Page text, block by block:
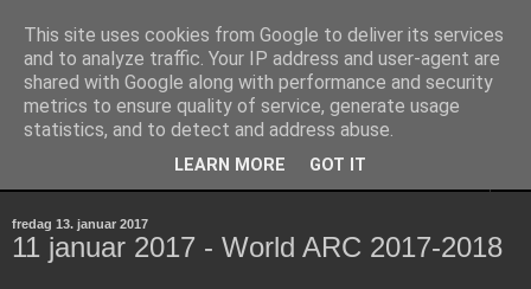
Aurora Polaris
Discovery 55
fredag 13. januar 2017
11 januar 2017 - World ARC 2017-2018
This site uses cookies from Google to deliver its services
and to analyze traffic. Your IP address and user-agent are
shared with Google along with performance and security
metrics to ensure quality of service, generate usage
statistics, and to detect and address abuse.
LEARN MORE GOT IT